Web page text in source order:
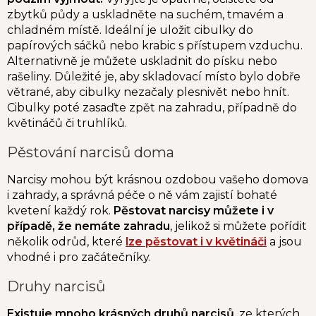
zbytků půdy a uskladněte na suchém, tmavém a
chladném místě. Ideální je uložit cibulky do
papírových sáčků nebo krabic s přístupem vzduchu.
Alternativně je můžete uskladnit do písku nebo
rašeliny. Důležité je, aby skladovací místo bylo dobře
větrané, aby cibulky nezačaly plesnivět nebo hnít.
Cibulky poté zasaďte zpět na zahradu, případně do
květináčů či truhlíků.
Pěstování narcisů doma
Narcisy mohou být krásnou ozdobou vašeho domova
i zahrady, a správná péče o ně vám zajistí bohaté
kvetení každý rok. Pěstovat narcisy můžete i v
případě, že nemáte zahradu, jelikož si můžete pořídit
několik odrůd, které lze pěstovat i v květináči a jsou
vhodné i pro začátečníky.
Druhy narcisů
Existuje mnoho krásných druhů narcisů , ze kterých